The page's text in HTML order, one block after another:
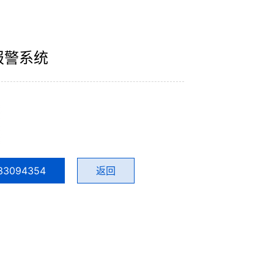
系统
返回